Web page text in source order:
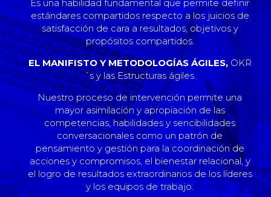
Es una habilidad fundamental que permite definir
estándares compartidos respecto a los juicios de
satisfacción de cara a resultados, objetivos y
propósitos compartidos.
EL MANIFISTO Y METODOLOGÍAS ÁGILES, OKR
´s y las Estructuras ágiles.
Nuestro proceso de intervención permite una
mayor asimilación y apropiación de las
competencias, habilidades y sencibilidades
conversacionales como un patrón de
pensamiento y gestión para la coordinación de
acciones y compromisos, el bienestar relacional, y
el logro de resultados extraordinarios de los líderes
y los equipos de trabajo.